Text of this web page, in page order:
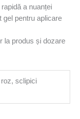
a nuanței
gel pentru aplicare
la produs și dozare
roz, sclipici